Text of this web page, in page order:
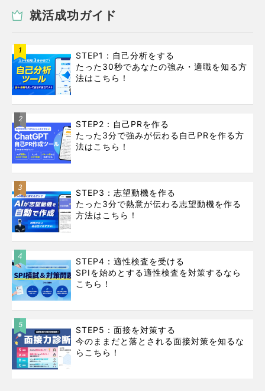
就活成功ガイド
1
STEP1：自己分析をする
たった30秒であなたの強み・適職を知る方
法はこちら！
2
STEP2：自己PRを作る
たった3分で強みが伝わる自己PRを作る方
法はこちら！
3
STEP3：志望動機を作る
たった3分で熱意が伝わる志望動機を作る
方法はこちら！
4
STEP4：適性検査を受ける
SPIを始めとする適性検査を対策するなら
こちら！
5
STEP5：面接を対策する
今のままだと落とされる面接対策を知るな
らこちら！